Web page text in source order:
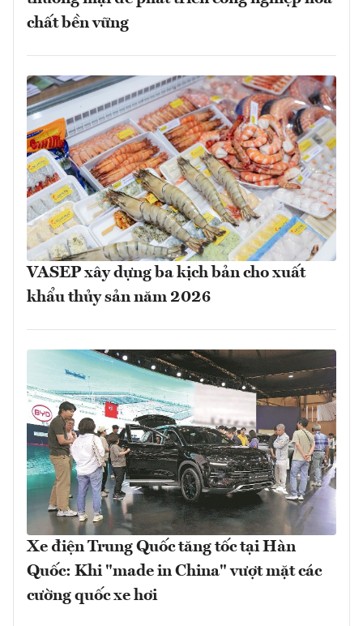
chất bền vững
VASEP xây dựng ba kịch bản cho xuất
khẩu thủy sản năm 2026
Xe điện Trung Quốc tăng tốc tại Hàn
Quốc: Khi "made in China" vượt mặt các
cường quốc xe hơi